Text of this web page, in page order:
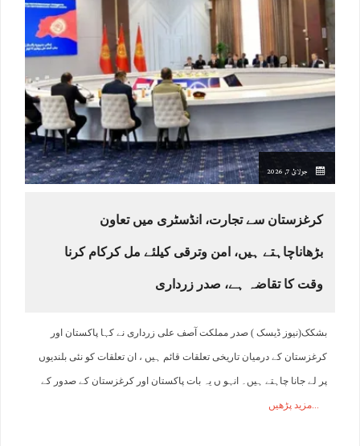
جولائ 7, 2026
کرغزستان سے تجارت، انڈسٹری میں تعاون
بڑھاناچاہتے ہیں، امن وترقی کیلئے مل کرکام کرنا
وقت کا تقاضہ ہے، صدر زرداری
بشکک(نیوز ڈیسک ) صدر مملکت آصف علی زرداری نے کہا پاکستان اور
کرغزستان کے درمیان تاریخی تعلقات قائم ہیں ، ان تعلقات کو نئی بلندیوں
پر لے جانا چاہتے ہیں۔ انہو ں یہ بات پاکستان اور کرغزستان کے صدور کے
مزید پڑھیں